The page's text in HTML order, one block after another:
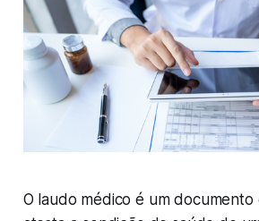
O laudo médico é um documento